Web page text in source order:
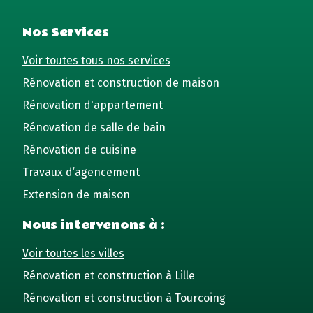
Nos Services
Voir toutes tous nos services
Rénovation et construction de maison
Rénovation d'appartement
Rénovation de salle de bain
Rénovation de cuisine
Travaux d’agencement
Extension de maison
Nous intervenons à :
Voir toutes les villes
Rénovation et construction à Lille
Rénovation et construction à Tourcoing